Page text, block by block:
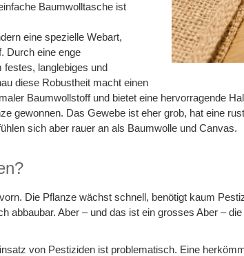
Baumwolltasche ist
eine spezielle Webart,
Durch eine enge
festes, langlebiges und
diese Robustheit macht einen
Baumwollstoff und bietet eine hervorragende
gewonnen. Das Gewebe ist eher grob, hat eine
sich aber rauer an als Baumwolle und Canvas.
Die Pflanze wächst schnell, benötigt kaum
Aber – und das ist ein grosses Aber –
von Pestiziden ist problematisch. Eine